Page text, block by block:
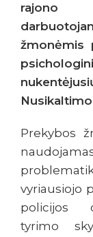
rajono
žmonėmis
Prekybos
vyriausiojo
policijos
tyrimo